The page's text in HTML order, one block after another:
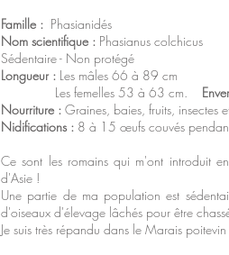
Famille : Phasianidés
Nom scientifique : Phasianus colchicus
Sédentaire - Non protégé
Longueur : Les mâles 66 à 89 cm
Les femelles 53 à 63 cm.
Nourriture : Graines, baies, fruits, insectes
Nidifications : 8 à 15 œufs couvés
Ce sont les romains qui m'ont introduit
d'Asie !
Une partie de ma population est
d'oiseaux d'élevage lâchés pour être
Je suis très répandu dans le Marais